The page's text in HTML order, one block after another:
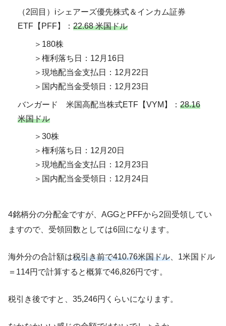
（2回目）iシェアーズ優先株式＆インカム証券
ETF【PFF】：22.68 米国ドル
＞180株
＞権利落ち日：12月16日
＞現地配当金支払日：12月22日
＞国内配当金受領日：12月23日
バンガード 米国高配当株式ETF【VYM】：28.16
米国ドル
＞30株
＞権利落ち日：12月20日
＞現地配当金支払日：12月23日
＞国内配当金受領日：12月24日
4銘柄分の分配金ですが、AGGとPFFから2回受領してい
ますので、受領回数としては6回になります。
海外分の合計額は税引き前で410.76米国ドル 、1米国ドル
＝114円で計算すると概算で46,826円です。
税引き後ですと、35,246円くらいになります。